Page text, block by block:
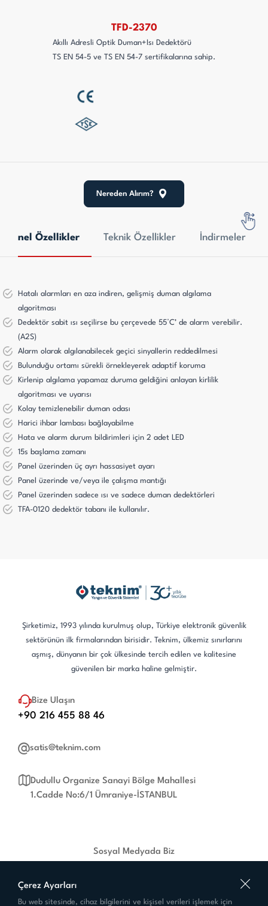
Çerez Ayarları
Bu web sitesinde, cihaz bilgilerini ve kişisel verileri işlemek için
TFD-2370
Akıllı Adresli Optik Duman+Isı Dedektörü
TS EN 54-5 ve TS EN 54-7 sertifikalarına sahip.
Genel Özellikler Teknik Özellikler İndirmeler
Nereden Alırım?
Hatalı alarmları en aza indiren, gelişmiş duman algılama
algoritması
Dedektör sabit ısı seçilirse bu çerçevede 55°C’ de alarm verebilir.
(A2S)
Alarm olarak algılanabilecek geçici sinyallerin reddedilmesi
Bulunduğu ortamı sürekli örnekleyerek adaptif koruma
Kirlenip algılama yapamaz duruma geldiğini anlayan kirlilik
algoritması ve uyarısı
Kolay temizlenebilir duman odası
Harici ihbar lambası bağlayabilme
Hata ve alarm durum bildirimleri için 2 adet LED
15s başlama zamanı
Panel üzerinden üç ayrı hassasiyet ayarı
Panel üzerinde ve/veya ile çalışma mantığı
Panel üzerinden sadece ısı ve sadece duman dedektörleri
TFA-0120 dedektör tabanı ile kullanılır.
Şirketimiz, 1993 yılında kurulmuş olup, Türkiye elektronik güvenlik
sektörünün ilk firmalarından birisidir. Teknim, ülkemiz sınırlarını
aşmış, dünyanın bir çok ülkesinde tercih edilen ve kalitesine
güvenilen bir marka haline gelmiştir.
Bize Ulaşın
+90 216 455 88 46
satis@teknim.com
Dudullu Organize Sanayi Bölge Mahallesi
1.Cadde No:6/1 Ümraniye-İSTANBUL
Sosyal Medyada Biz